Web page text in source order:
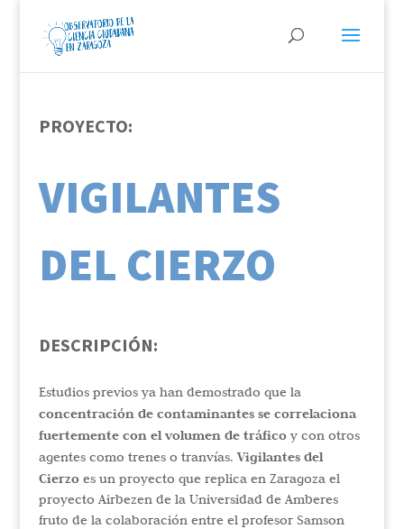
PROYECTO:
VIGILANTES
DEL CIERZO
DESCRIPCIÓN:
Estudios previos ya han demostrado que la
concentración de contaminantes se correlaciona
fuertemente con el volumen de tráficoy con otros
agentes como trenes o tranvías.Vigilantes del
Cierzoes un proyecto que replica en Zaragoza el
proyecto Airbezen de la Universidad de Amberes
fruto de la colaboración entre el profesor Samson